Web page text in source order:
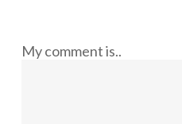
My comment is..